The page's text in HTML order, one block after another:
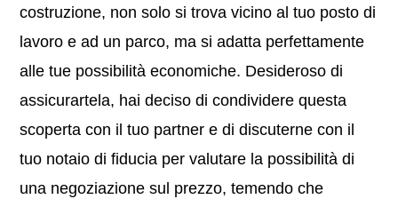
costruzione, non solo si trova vicino al tuo posto di
lavoro e ad un parco, ma si adatta perfettamente
alle tue possibilità economiche. Desideroso di
assicurartela, hai deciso di condividere questa
scoperta con il tuo partner e di discuterne con il
tuo notaio di fiducia per valutare la possibilità di
una negoziazione sul prezzo, temendo che